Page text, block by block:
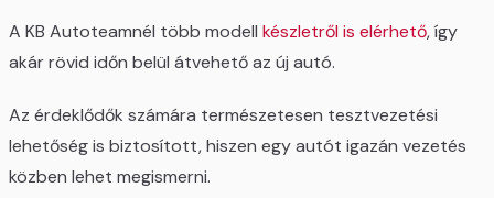
A KB Autoteamnél több modell készletről is elérhető, így
akár rövid időn belül átvehető az új autó.
Az érdeklődők számára természetesen tesztvezetési
lehetőség is biztosított, hiszen egy autót igazán vezetés
közben lehet megismerni.